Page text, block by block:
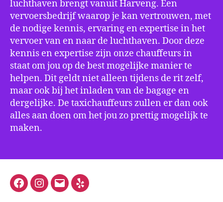
luchthaven brengt vanuit Harveng. Een
vervoersbedrijf waarop je kan vertrouwen, met
de nodige kennis, ervaring en expertise in het
vervoer van en naar de luchthaven. Door deze
kennis en expertise zijn onze chauffeurs in
staat om jou op de best mogelijke manier te
helpen. Dit geldt niet alleen tijdens de rit zelf,
maar ook bij het inladen van de bagage en
dergelijke. De taxichauffeurs zullen er dan ook
alles aan doen om het jou zo prettig mogelijk te
maken.
FacebookInstagram
E-
Yelp